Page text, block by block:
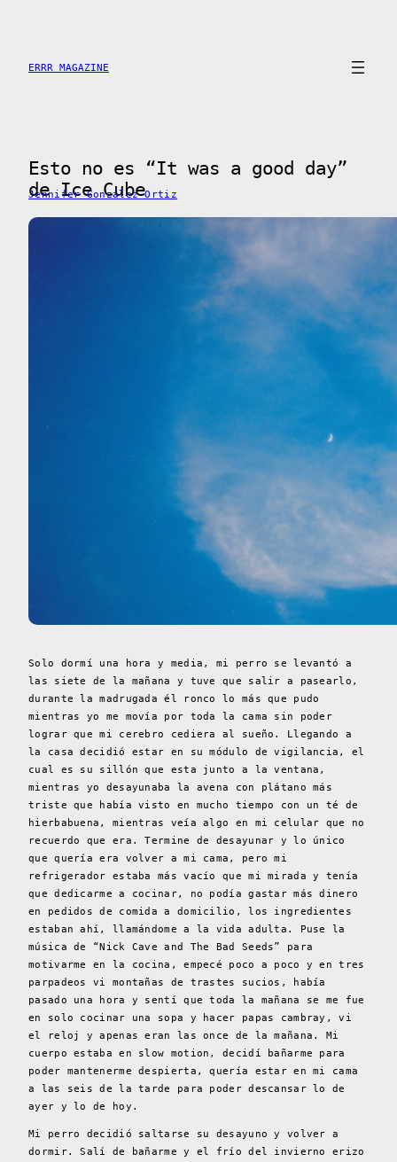
contenido
ERRR MAGAZINE
Esto no es “It was a good day”
de Ice Cube
Jennifer González Ortiz
Solo dormí una hora y media, mi perro se levantó a
las siete de la mañana y tuve que salir a pasearlo,
durante la madrugada él ronco lo más que pudo
mientras yo me movía por toda la cama sin poder
lograr que mi cerebro cediera al sueño. Llegando a
la casa decidió estar en su módulo de vigilancia, el
cual es su sillón que esta junto a la ventana,
mientras yo desayunaba la avena con plátano más
triste que había visto en mucho tiempo con un té de
hierbabuena, mientras veía algo en mi celular que no
recuerdo que era. Termine de desayunar y lo único
que quería era volver a mi cama, pero mi
refrigerador estaba más vacío que mi mirada y tenía
que dedicarme a cocinar, no podía gastar más dinero
en pedidos de comida a domicilio, los ingredientes
estaban ahí, llamándome a la vida adulta. Puse la
música de “Nick Cave and The Bad Seeds” para
motivarme en la cocina, empecé poco a poco y en tres
parpadeos vi montañas de trastes sucios, había
pasado una hora y sentí que toda la mañana se me fue
en solo cocinar una sopa y hacer papas cambray, vi
el reloj y apenas eran las once de la mañana. Mi
cuerpo estaba en slow motion, decidí bañarme para
poder mantenerme despierta, quería estar en mi cama
a las seis de la tarde para poder descansar lo de
ayer y lo de hoy.
Mi perro decidió saltarse su desayuno y volver a
dormir. Salí de bañarme y el frío del invierno erizo